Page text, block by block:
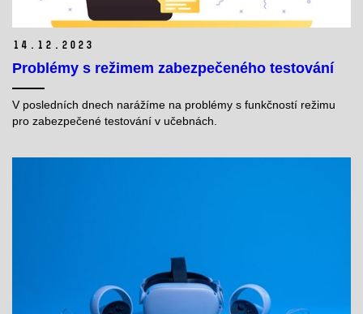
14. 12. 2023
Problémy s režimem zabezpečeného testování
V posledních dnech narážíme na problémy s funkčností režimu
pro zabezpečené testování v učebnách.